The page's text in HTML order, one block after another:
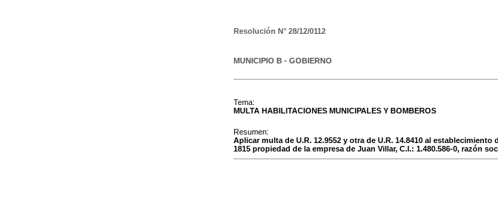
Resolución N° 28/12/0112
MUNICIPIO B - GOBIERNO
Tema:
MULTA HABILITACIONES MUNICIPALES Y BOMBEROS
Resumen:
Aplicar multa de U.R. 12.9552 y otra de U.R. 14.8410 al
1815 propiedad de la empresa de Juan Villar, C.I.: 1.480.586-0, razón